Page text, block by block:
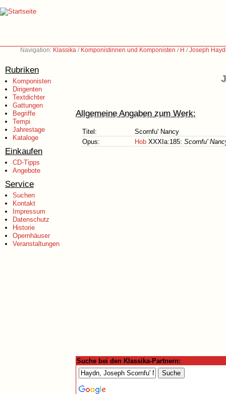
Navigation: Klassika / Komponistinnen und Komponisten / H /Joseph
Rubriken
Komponisten
Dirigenten
Textdichter
Gattungen
Begriffe
Tempi
Jahrestage
Kataloge
Einkaufen
CD-Tipps
Angebote
Service
Suchen
Kontakt
Impressum
Datenschutz
Historie
Opernhäuser
Veranstaltungen
Allgemeine Angaben zum Werk:
Titel:
Scornfu' Nancy
Opus:
Hob XXXIa:185: Scornfu'
Suche bei den Klassika-Partnern: